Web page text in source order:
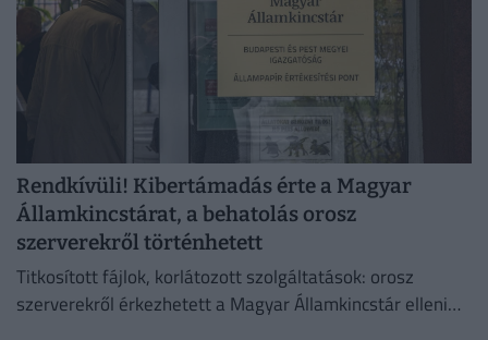
Rendkívüli! Kibertámadás érte a Magyar
Államkincstárat, a behatolás orosz
szerverekről történhetett
Titkosított fájlok, korlátozott szolgáltatások: orosz
szerverekről érkezhetett a Magyar Államkincstár elleni